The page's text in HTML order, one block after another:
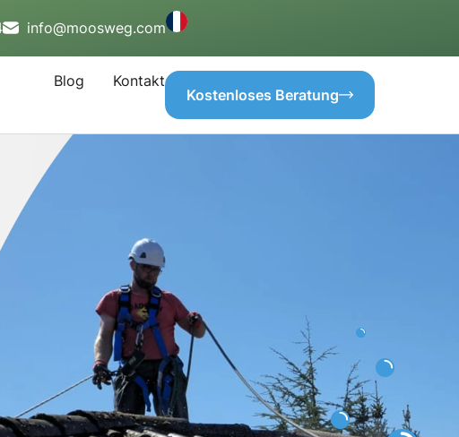
info@moosweg.com
Blog
Kontakt
Kostenloses Beratung